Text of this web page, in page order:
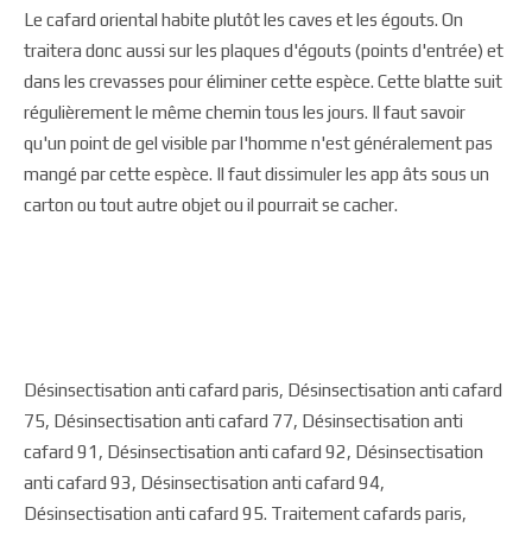
Le cafard oriental habite plutôt les caves et les égouts. On
traitera donc aussi sur les plaques d'égouts (points d'entrée) et
dans les crevasses pour éliminer cette espèce. Cette blatte suit
régulièrement le même chemin tous les jours. Il faut savoir
qu'un point de gel visible par l'homme n'est généralement pas
mangé par cette espèce. Il faut dissimuler les app âts sous un
carton ou tout autre objet ou il pourrait se cacher.
Désinsectisation anti cafard paris, Désinsectisation anti cafard
75, Désinsectisation anti cafard 77, Désinsectisation anti
cafard 91, Désinsectisation anti cafard 92, Désinsectisation
anti cafard 93, Désinsectisation anti cafard 94,
Désinsectisation anti cafard 95. Traitement cafards paris,